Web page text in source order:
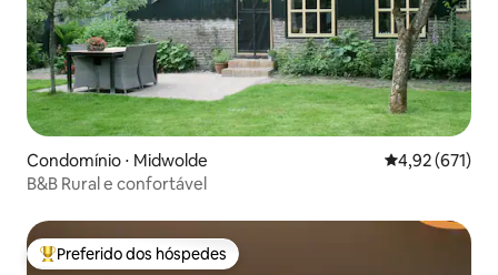
Condomínio ⋅ Midwolde 4,92 de uma
4,92 (671)
B&B Rural e confortável
Entre os melhores preferidos dos hóspedes
Preferido dos hóspedes